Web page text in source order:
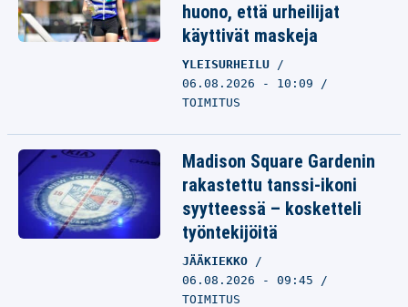
huono, että urheilijat
käyttivät maskeja
YLEISURHEILU
06.08.2026 - 10:09
TOIMITUS
Madison Square Gardenin
rakastettu tanssi-ikoni
syytteessä – kosketteli
työntekijöitä
JÄÄKIEKKO
06.08.2026 - 09:45
TOIMITUS